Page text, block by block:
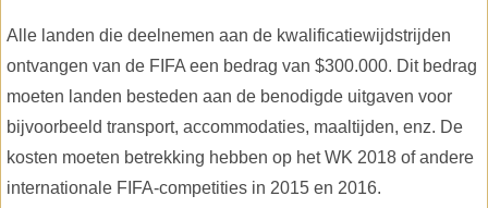
Alle landen die deelnemen aan de kwalificatiewijdstrijden
ontvangen van de FIFA een bedrag van $300.000. Dit bedrag
moeten landen besteden aan de benodigde uitgaven voor
bijvoorbeeld transport, accommodaties, maaltijden, enz. De
kosten moeten betrekking hebben op het WK 2018 of andere
internationale FIFA-competities in 2015 en 2016.